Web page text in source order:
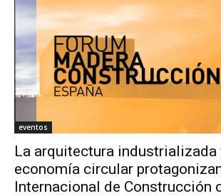
eventos
La arquitectura industrializada
economía circular
Internacional de Construcción